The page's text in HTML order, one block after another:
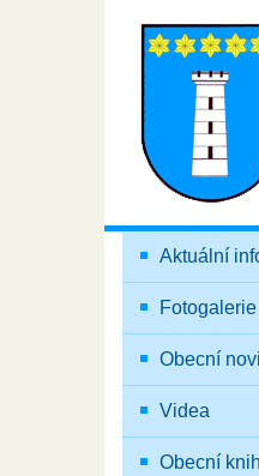
Aktuální
Fotogalerie
Obecní
Videa
Obecní